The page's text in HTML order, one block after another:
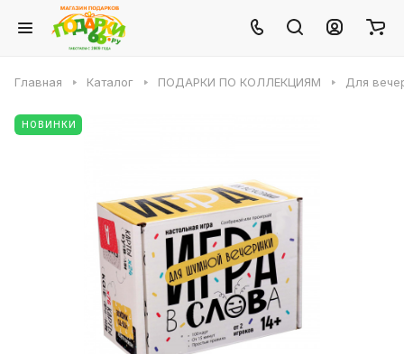
Главная Каталог ПОДАРКИ ПО КОЛЛЕКЦИЯМ Для
НОВИНКИ